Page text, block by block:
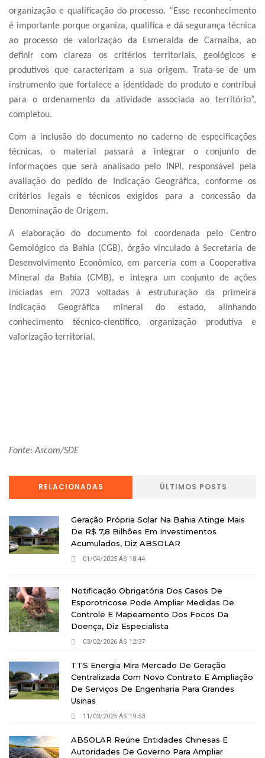
organização e qualificação do processo. “Esse reconhecimento
é importante porque organiza, qualifica e dá segurança técnica
ao processo de valorização da Esmeralda de Carnaíba, ao
definir com clareza os critérios territoriais, geológicos e
produtivos que caracterizam a sua origem. Trata-se de um
instrumento que fortalece a identidade do produto e contribui
para o ordenamento da atividade associada ao território”,
completou.
Com a inclusão do documento no caderno de especificações
técnicas, o material passará a integrar o conjunto de
informações que será analisado pelo INPI, responsável pela
avaliação do pedido de Indicação Geográfica, conforme os
critérios legais e técnicos exigidos para a concessão da
Denominação de Origem.
A elaboração do documento foi coordenada pelo Centro
Gemológico da Bahia (CGB), órgão vinculado à Secretaria de
Desenvolvimento Econômico, em parceria com a Cooperativa
Mineral da Bahia (CMB), e integra um conjunto de ações
iniciadas em 2023 voltadas à estruturação da primeira
Indicação Geográfica mineral do estado, alinhando
conhecimento técnico-científico, organização produtiva e
valorização territorial.
Fonte: Ascom/SDE
RELACIONADAS ÚLTIMOS POSTS
Geração Própria Solar Na Bahia Atinge Mais
De R$ 7,8 Bilhões Em Investimentos
Acumulados, Diz ABSOLAR
01/04/2025 ÁS 18:44
Notificação Obrigatória Dos Casos De
Esporotricose Pode Ampliar Medidas De
Controle E Mapeamento Dos Focos Da
Doença, Diz Especialista
03/02/2026 ÁS 12:37
TTS Energia Mira Mercado De Geração
Centralizada Com Novo Contrato E Ampliação
De Serviços De Engenharia Para Grandes
Usinas
11/03/2025 ÁS 19:53
ABSOLAR Reúne Entidades Chinesas E
Autoridades De Governo Para Ampliar